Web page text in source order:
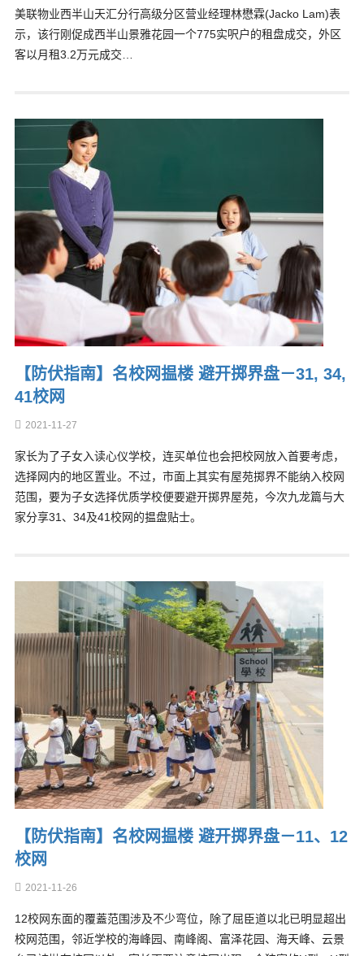
美联物业西半山天汇分行高级分区营业经理林懋霖(Jacko Lam)表
示，该行刚促成西半山景雅花园一个775实呎户的租盘成交，外区
客以月租3.2万元成交…
【防伏指南】名校网揾楼 避开掷界盘－31, 34,
41校网
2021-11-27
家长为了子女入读心仪学校，连买单位也会把校网放入首要考虑，
选择网内的地区置业。不过，市面上其实有屋苑掷界不能纳入校网
范围，要为子女选择优质学校便要避开掷界屋苑，今次九龙篇与大
家分享31、34及41校网的揾盘贴士。
【防伏指南】名校网揾楼 避开掷界盘－11、12
校网
2021-11-26
12校网东面的覆蓋范围涉及不少弯位，除了屈臣道以北已明显超出
校网范围，邻近学校的海峰园、南峰阁、富泽花园、海天峰、云景